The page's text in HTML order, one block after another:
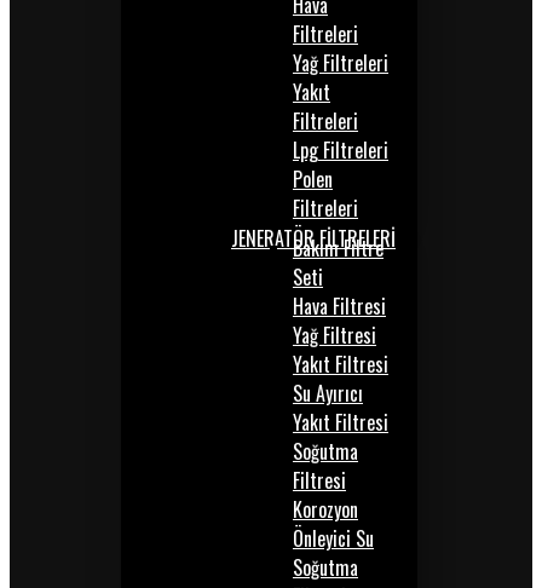
Filtreleri
Yağ Filtreleri
Yakıt
Filtreleri
Lpg Filtreleri
Polen
Filtreleri
JENERATÖR FİLTRELERİ
Bakım Filtre
Seti
Hava Filtresi
Yağ Filtresi
Yakıt Filtresi
Su Ayırıcı
Yakıt Filtresi
Soğutma
Filtresi
Korozyon
Önleyici Su
Soğutma